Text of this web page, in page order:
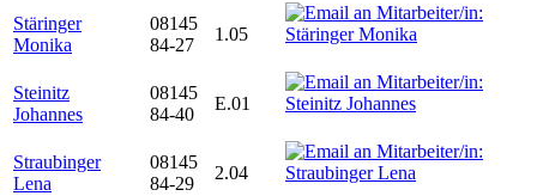
Stäringer
Monika
08145
84-27
1.05
Steinitz
Johannes
08145
84-40
E.01
Straubinger
Lena
08145
84-29
2.04